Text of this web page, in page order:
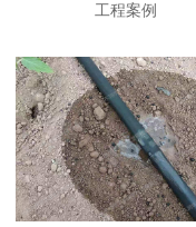
工程案例